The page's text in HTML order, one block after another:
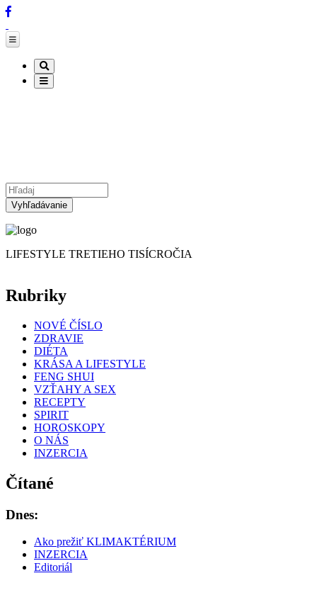
O NÁS
Články
Vyhľadávanie
LIFESTYLE TRETIEHO TISÍCROČIA
Rubriky
NOVÉ ČÍSLO
ZDRAVIE
DIÉTA
KRÁSA A LIFESTYLE
FENG SHUI
VZŤAHY A SEX
RECEPTY
SPIRIT
HOROSKOPY
O NÁS
INZERCIA
Čítané
Dnes:
Ako prežiť KLIMAKTÉRIUM
INZERCIA
Editoriál